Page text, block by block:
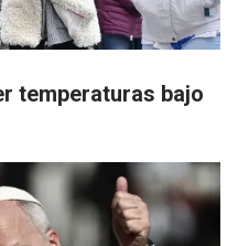
temperaturas bajo